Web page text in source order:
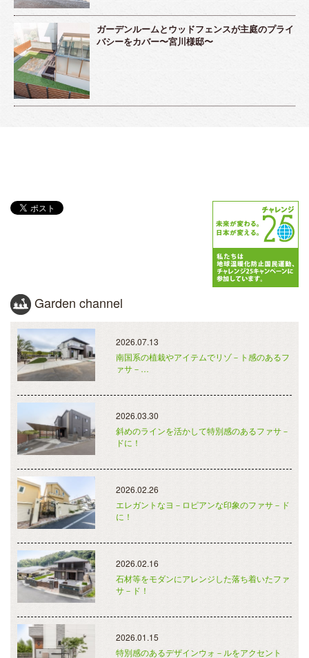
ガーデンルームとウッドフェンスが主庭のプライ
バシーをカバー〜宮川様邸〜
Garden channel
2026.07.13
南国系の植栽やアイテムでリゾ－ト感のあるフ
ァサ－…
2026.03.30
斜めのラインを活かして特別感のあるファサ－
ドに！
2026.02.26
エレガントなヨ－ロピアンな印象のファサ－ド
に！
2026.02.16
石材等をモダンにアレンジした落ち着いたファ
サ－ド！
2026.01.15
特別感のあるデザインウォ－ルをアクセント